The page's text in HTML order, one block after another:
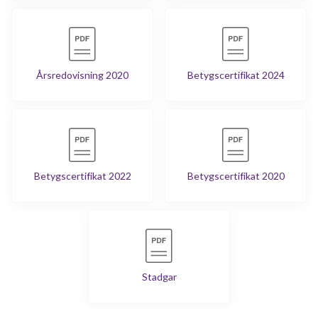
Årsredovisning 2020 Betygscertifikat 2024
Betygscertifikat 2022 Betygscertifikat 2020
Stadgar